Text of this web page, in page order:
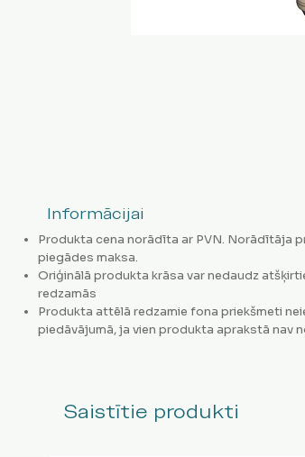
Informācijai
Produkta cena norādīta ar PVN. Norādītāja
piegādes maksa.
Oriģinālā produkta krāsa var nedaudz
redzamās
Produkta attēlā redzamie fona priekšmeti
piedāvājumā, ja vien produkta aprakstā nav
Saistītie produkti